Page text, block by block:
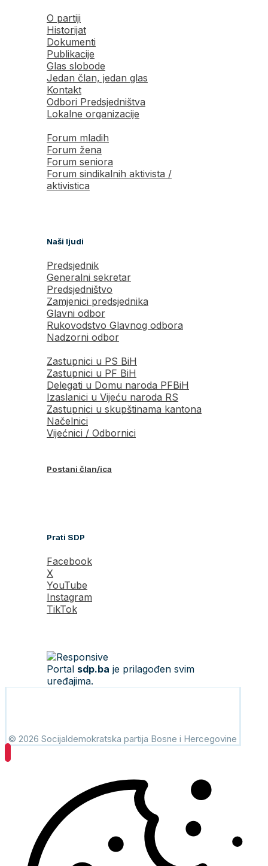
O partiji
Historijat
Dokumenti
Publikacije
Glas slobode
Jedan član, jedan glas
Kontakt
Odbori Predsjedništva
Lokalne organizacije
Forum mladih
Forum žena
Forum seniora
Forum sindikalnih aktivista /
aktivistica
Naši ljudi
Predsjednik
Generalni sekretar
Predsjedništvo
Zamjenici predsjednika
Glavni odbor
Rukovodstvo Glavnog odbora
Nadzorni odbor
Zastupnici u PS BiH
Zastupnici u PF BiH
Delegati u Domu naroda PFBiH
Izaslanici u Vijeću naroda RS
Zastupnici u skupštinama kantona
Načelnici
Vijećnici / Odbornici
Postani član/ica
Prati SDP
Facebook
X
YouTube
Instagram
TikTok
Portal sdp.ba je prilagođen svim
uređajima.
© 2026 Socijaldemokratska partija Bosne i Hercegovine